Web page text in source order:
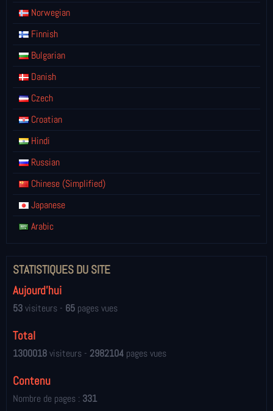
Norwegian
Finnish
Bulgarian
Danish
Czech
Croatian
Hindi
Russian
Chinese (Simplified)
Japanese
Arabic
STATISTIQUES DU SITE
Aujourd'hui
53visiteurs - 65 pages vues
Total
1300018visiteurs - 2982104 pages vues
Contenu
Nombre de pages : 331